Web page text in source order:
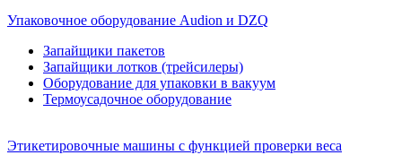
Упаковочное оборудование Audion и DZQ
Запайщики пакетов
Запайщики лотков (трейсилеры)
Оборудование для упаковки в вакуум
Термоусадочное оборудование
Этикетировочные машины с функцией проверки веса